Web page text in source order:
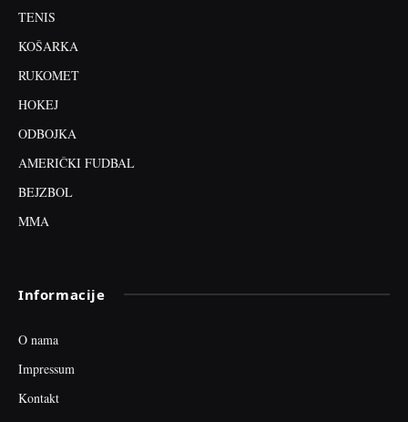
TENIS
KOŠARKA
RUKOMET
HOKEJ
ODBOJKA
AMERIČKI FUDBAL
BEJZBOL
MMA
Informacije
O nama
Impressum
Kontakt